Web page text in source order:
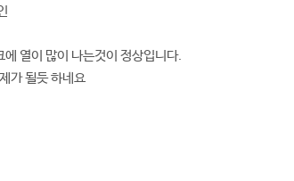
열이 많이 나는것이 정상입니다.
가 될듯 하네요